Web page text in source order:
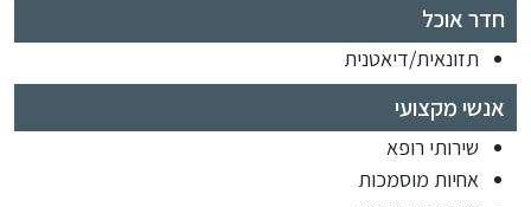
חדר אוכל
תזונאית/דיאטנית
אנשי מקצועי
שירותי רופא
אחיות מוסמכות